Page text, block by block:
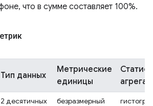
что в сумме составляет 100%.
Тип данных
Метрические
единицы
2 десятичных
безразмерный